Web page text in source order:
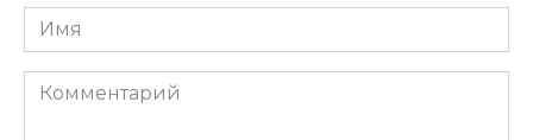
Имя
*
Комментарий